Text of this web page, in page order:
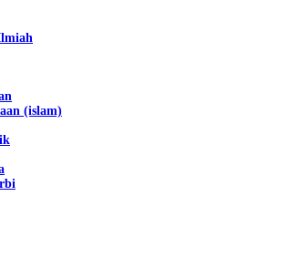
(islam)